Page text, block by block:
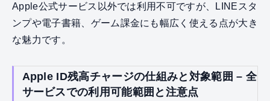
Apple公式サービス以外では利用不可ですが、LINEスタ
ンプや電子書籍、ゲーム課金にも幅広く使える点が大き
な魅力です。
Apple ID残高チャージの仕組みと対象範囲 – 全
サービスでの利用可能範囲と注意点